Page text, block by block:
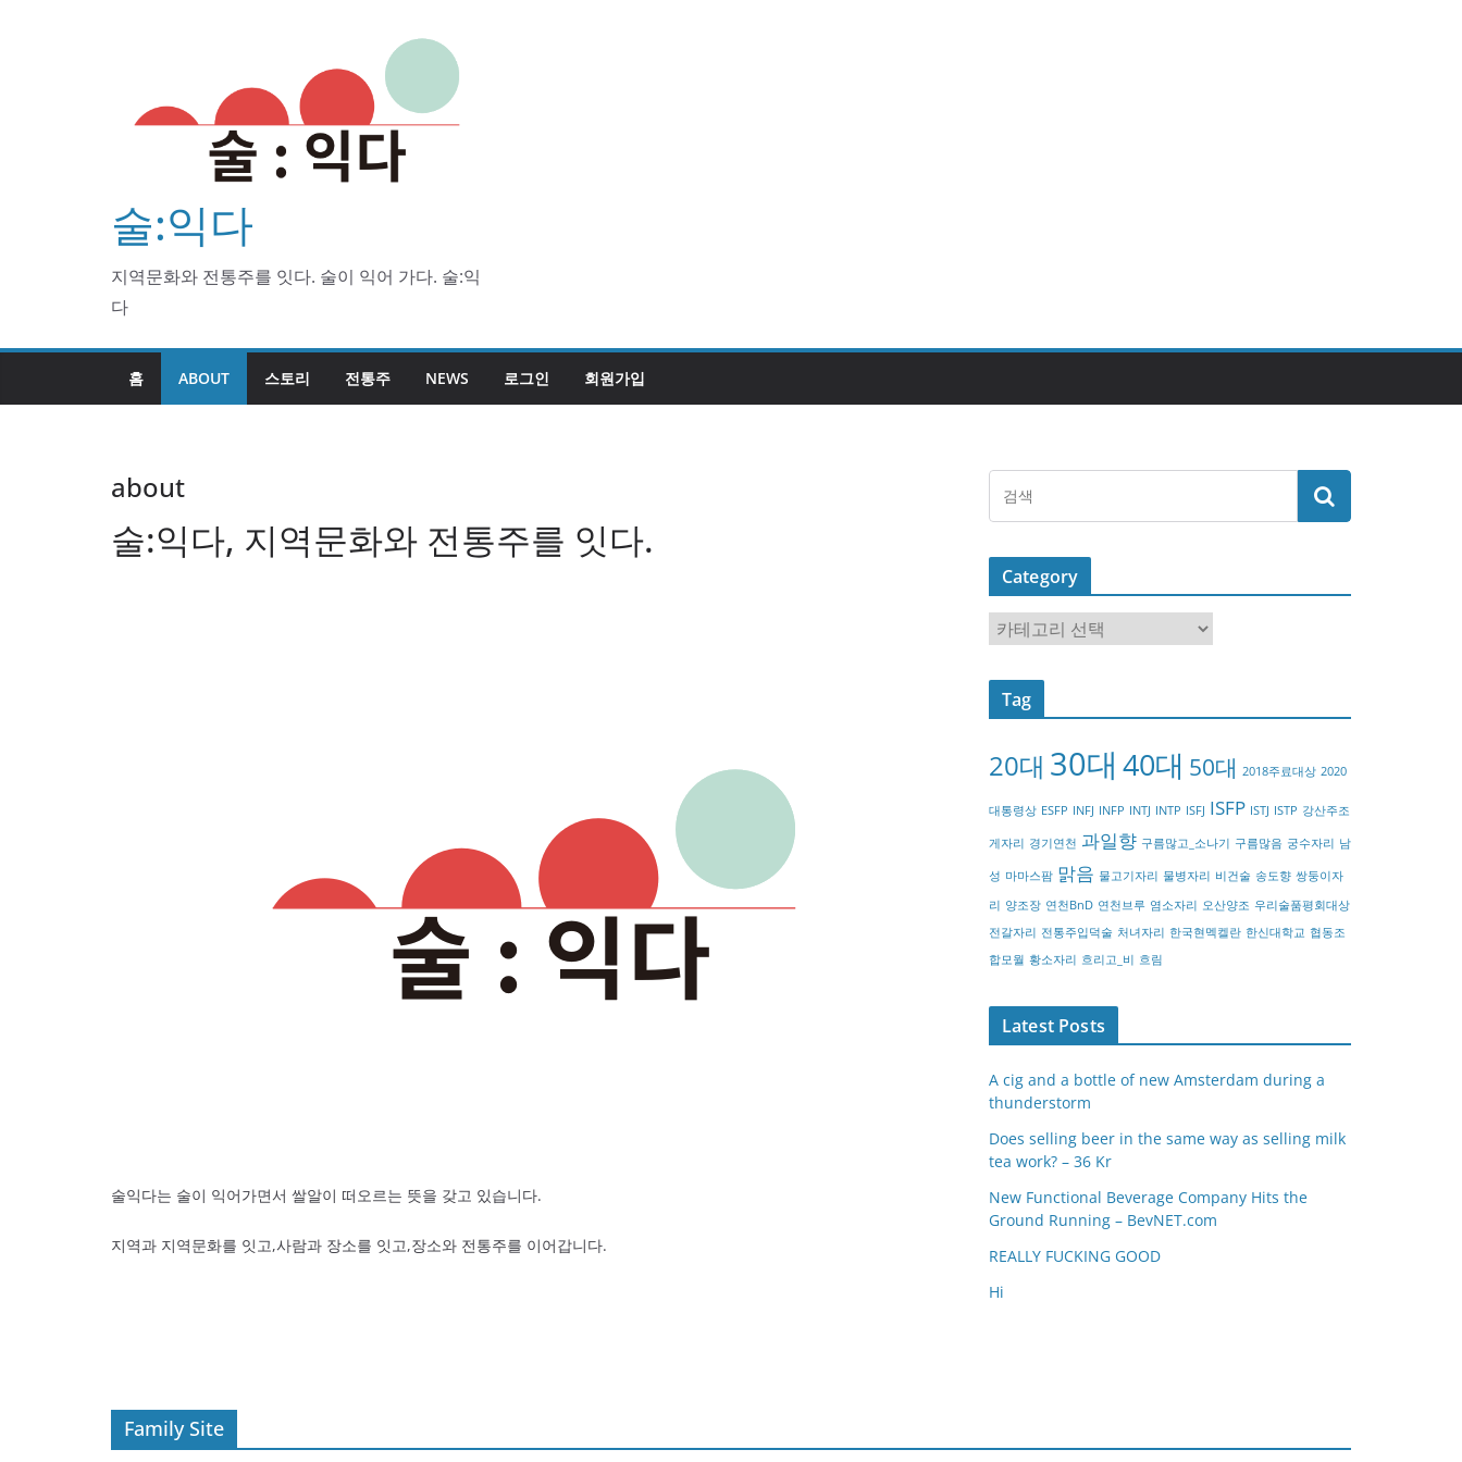
술:익다
지역문화와 전통주를 잇다. 술이 익어 가다. 술:익
다
홈 ABOUT 스토리 전통주 NEWS 로그인 회원가입
about
술:익다, 지역문화와 전통주를 잇다.
술익다는 술이 익어가면서 쌀알이 떠오르는 뜻을 갖고 있습니다.
지역과 지역문화를 잇고,사람과 장소를 잇고,장소와 전통주를 이어갑니다.
Category
a
t
o
y
Tag
20대 30대 40대 50대 2018주료대상 2020
대통령상 ESFP INFJ INFP INTJ INTP ISFJ ISFP ISTJ ISTP 강산주조
게자리 경기연천 과일향 구름많고_소나기 구름많음 궁수자리 남
성 마마스팜 맑음 물고기자리 물병자리 비건술 송도향 쌍둥이자
리 양조장 연천BnD 연천브루 염소자리 오산양조 우리술품평회대상
전갈자리 전통주입덕술 처녀자리 한국현멕켈란 한신대학교 협동조
합모월 황소자리 흐리고_비 흐림
Latest Posts
A cig and a bottle of new Amsterdam during a
thunderstorm
Does selling beer in the same way as selling milk
tea work? – 36 Kr
New Functional Beverage Company Hits the
Ground Running – BevNET.com
REALLY FUCKING GOOD
Hi
Family Site